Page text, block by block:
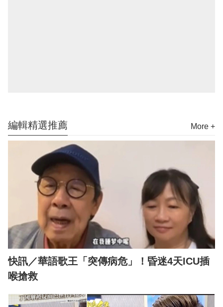
編輯精選推薦 More +
快訊／華語歌王「突傳病危」！昏迷4天ICU插
喉搶救